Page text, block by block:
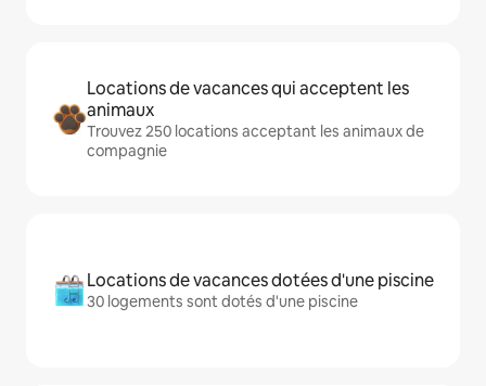
Locations de vacances qui acceptent les
animaux
Trouvez 250 locations acceptant les animaux de
compagnie
Locations de vacances dotées d'une piscine
30 logements sont dotés d'une piscine